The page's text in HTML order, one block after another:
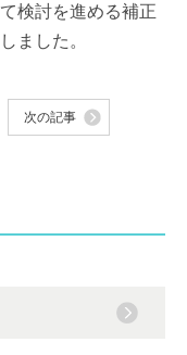
検討を進める補正
ました。
次の記事